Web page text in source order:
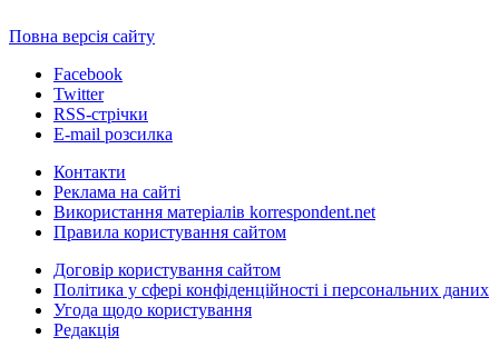
Повна версія сайту
Facebook
Twitter
RSS-стрічки
E-mail розсилка
Контакти
Реклама на сайті
Використання матеріалів korrespondent.net
Правила користування сайтом
Договір користування сайтом
Політика у сфері конфіденційності і персональних даних
Угода щодо користування
Редакція